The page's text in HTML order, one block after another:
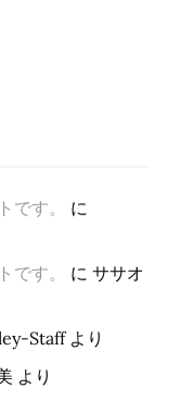
す。
に
す。
に ササオ
Staffより
より